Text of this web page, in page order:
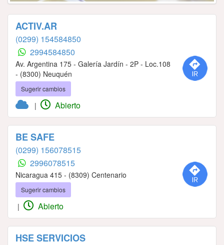
ACTIV.AR
(0299) 154584850
2994584850
Av. Argentina 175 - Galería Jardín - 2P - Loc.108
- (8300) Neuquén
Sugerir cambios
| Abierto
BE SAFE
(0299) 156078515
2996078515
Nicaragua 415 - (8309) Centenario
Sugerir cambios
| Abierto
HSE SERVICIOS